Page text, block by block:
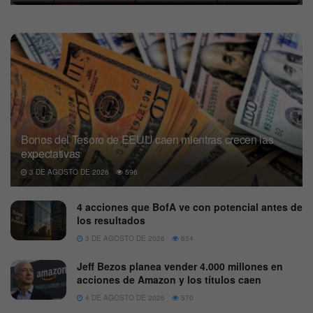
Bonos del Tesoro de EEUU caen mientras crecen las
expectativas
3 DE AGOSTO DE 2026 596
4 acciones que BofA ve con potencial antes de
los resultados
3 DE AGOSTO DE 2026 654
Jeff Bezos planea vender 4.000 millones en
acciones de Amazon y los títulos caen
4 DE AGOSTO DE 2026 570